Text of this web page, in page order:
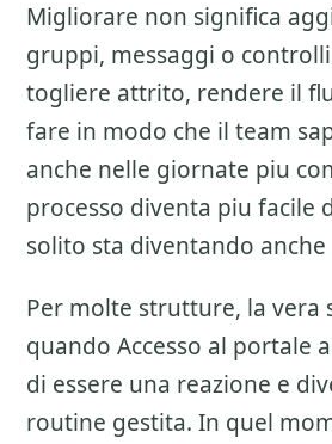
Migliorare non significa
gruppi, messaggi o
togliere attrito, rendere il
fare in modo che il team
anche nelle giornate piu
processo diventa piu facile
solito sta diventando
Per molte strutture, la vera
quando Accesso al portale
di essere una reazione e
routine gestita. In quel